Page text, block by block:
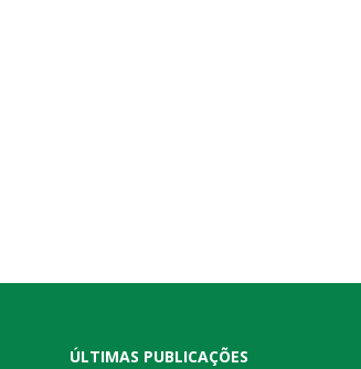
ÚLTIMAS PUBLICAÇÕES